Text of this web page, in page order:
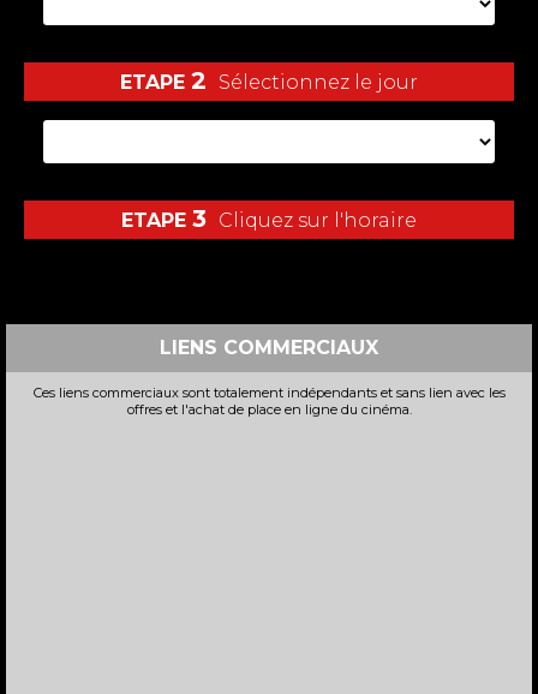
ETAPE 2 Sélectionnez le jour
ETAPE 3 Cliquez sur l'horaire
LIENS COMMERCIAUX
Ces liens commerciaux sont totalement indépendants et sans lien avec les
offres et l'achat de place en ligne du cinéma.